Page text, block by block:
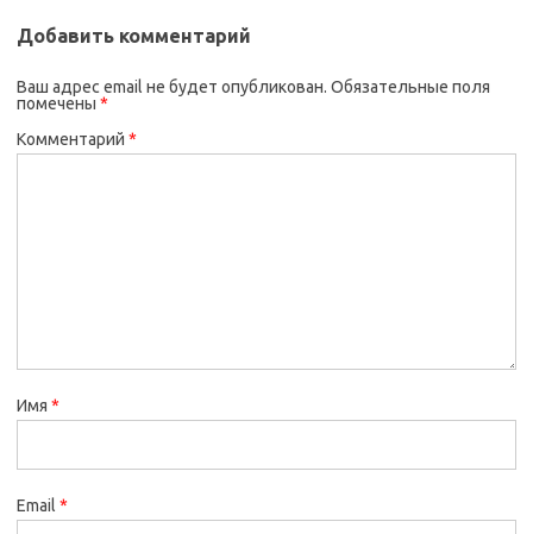
Добавить комментарий
Ваш адрес email не будет опубликован. Обязательные поля
помечены *
Комментарий *
Имя *
Email *